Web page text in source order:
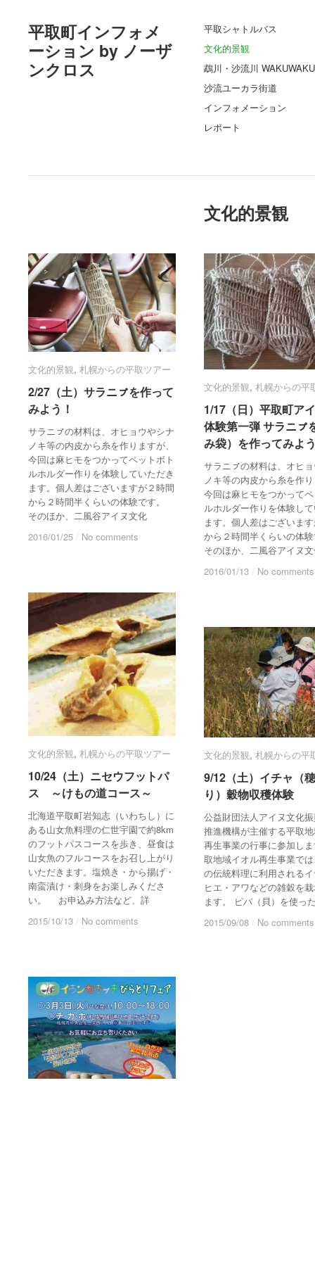
平取町インフォメ
ーション by ノーザ
ンクロス
平取シャトルバス
文化的景観
鵡川・沙流川 WAKUWAKU
沙流ユーカラ街道
インフォメーション
レポート
文化的景観
文化的景観, 札幌からの平取ツアー
2/27（土）サラニㇷ゚を作って
みよう！
サラニㇷ゚の材料は、オヒョウやシナ
ノキ等の内皮から糸を作りますが、
今回は麻ヒモをつかってペットボト
ルホルダー作りを体験していただき
ます。個人差はございますが２時間
から２時間半くらいの体験です。
そのほか、二風谷アイヌ文化
2016/01/25 / No comments
文化的景観 札幌からの平取ツアー
2/27（土）サラニㇷ゚を作って
みよう！
2016/01/25 / No comments
文化的景観, 札幌からの平
1/17（日）平取町ア
体験第一弾 サラニㇷ゚
み袋）を作ってみよ
サラニㇷ゚の材料は、オヒ
ノキ等の内皮から糸を作
今回は麻ヒモをつかって
ルホルダー作りを体験し
ます。個人差はございま
から２時間半くらいの体
そのほか、二風谷アイヌ
2016/01/13 / No comments
文化的景観 札幌からの平
1/17（日）平取町ア
体験第一弾 サラニㇷ゚
み袋）を作ってみよ
2016/01/13 / No comments
文化的景観, 札幌からの平取ツアー
10/24（土）ニセウフットパ
ス ～けもの道コース～
北海道平取町岩知志（いわちし）に
ある山女魚料理の仁世宇園で約8km
のフットパスコースを歩き、昼食は
山女魚のフルコースをお召し上がり
いただきます。塩焼き・から揚げ・
南蛮漬け・刺身をお楽しみくださ
い。 お申込み方法など、詳
2015/10/13 / No comments
文化的景観 札幌からの平取ツアー
10/24（土）ニセウフットパ
ス ～けもの道コース～
2015/10/13 / No comments
文化的景観, 札幌からの平
9/12（土）イチャ（
り）穀物収穫体験
公益財団法人アイヌ文化
推進機構が主催する平取
再生事業の行事に参加し
取地域イオル再生事業で
の伝統料理に利用される
ヒエ・アワなどの雑穀を
ます。 ピパ（貝）を使っ
2015/09/08 / No comments
文化的景観 札幌からの平
9/12（土）イチャ（
り）穀物収穫体験
2015/09/08 / No comments